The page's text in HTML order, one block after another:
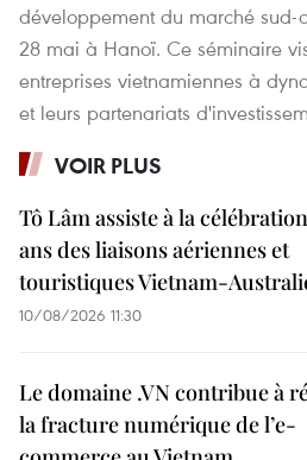
développement du marché
28 mai à Hanoï. Ce séminaire
entreprises vietnamiennes à
et leurs partenariats
VOIR PLUS
Tô Lâm assiste à la
ans des liaisons aériennes et
touristiques Vietnam-
10/08/2026 11:30
Le domaine .VN contribue à
la fracture numérique de l’e-